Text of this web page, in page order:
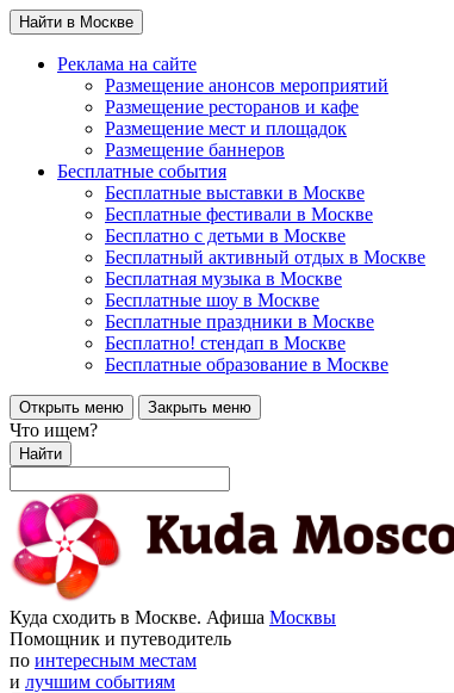
Найти в Москве
Реклама на сайте
Размещение анонсов мероприятий
Размещение ресторанов и кафе
Размещение мест и площадок
Размещение баннеров
Бесплатные события
Бесплатные выставки в Москве
Бесплатные фестивали в Москве
Бесплатно с детьми в Москве
Бесплатный активный отдых в Москве
Бесплатная музыка в Москве
Бесплатные шоу в Москве
Бесплатные праздники в Москве
Бесплатно! стендап в Москве
Бесплатные образование в Москве
Открыть меню Закрыть меню
Что ищем?
Найти
Куда сходить в Москве. Афиша Москвы
Помощник и путеводитель
по интересным местам
и лучшим событиям